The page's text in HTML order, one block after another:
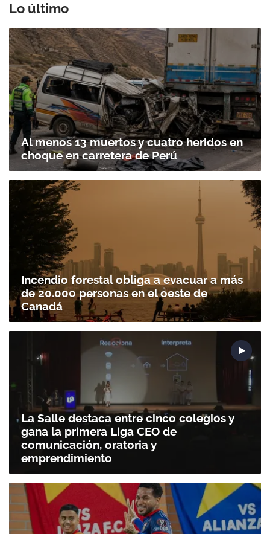
Lo último
Al menos 13 muertos y cuatro heridos en
choque en carretera de Perú
Incendio forestal obliga a evacuar a más
de 20.000 personas en el oeste de
Canadá
La Salle destaca entre cinco colegios y
gana la primera Liga CEO de
comunicación, oratoria y
emprendimiento